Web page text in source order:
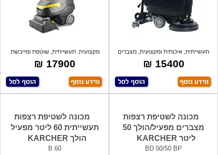
תעשייתית, איכותית ומקצועית, מצברים
DC24V
15400 ₪
מקצועית, תעשייתית, שוטפת ומייבשת.
קלת מש
17900 ₪
מכונה לשטיפת רצפות
מצברים מפעיל/הולך 50
ליטר KARCHER
BD 50/50 BP
מכונה לשטיפת רצפות
תעשייתית 60 ליטר מפעיל
הולך KARCHER
B 60